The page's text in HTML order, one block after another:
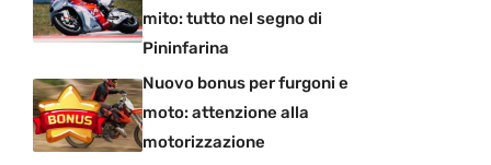
mito: tutto nel segno di
Pininfarina
Nuovo bonus per furgoni e
moto: attenzione alla
motorizzazione